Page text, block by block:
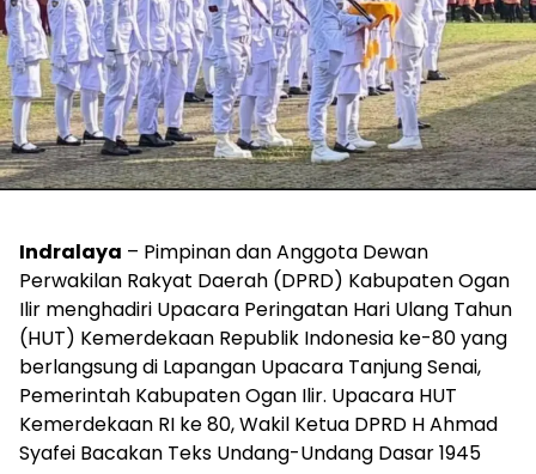
Indralaya – Pimpinan dan Anggota Dewan
Perwakilan Rakyat Daerah (DPRD) Kabupaten Ogan
Ilir menghadiri Upacara Peringatan Hari Ulang Tahun
(HUT) Kemerdekaan Republik Indonesia ke-80 yang
berlangsung di Lapangan Upacara Tanjung Senai,
Pemerintah Kabupaten Ogan Ilir. Upacara HUT
Kemerdekaan RI ke 80, Wakil Ketua DPRD H Ahmad
Syafei Bacakan Teks Undang-Undang Dasar 1945